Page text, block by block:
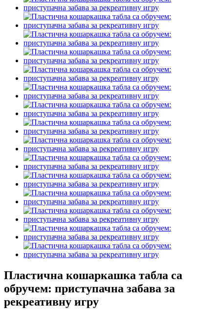
Пластична кошаркашка табла са
обручем: приступачна забава за
рекреативну игру